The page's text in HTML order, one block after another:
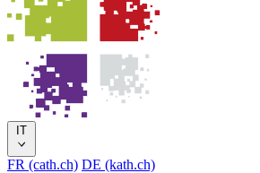
IT
FR (cath.ch) DE (kath.ch)